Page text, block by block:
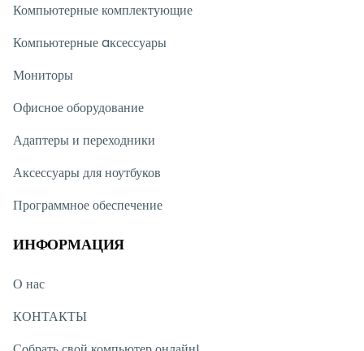
Компьютерные комплектующие
Компьютерные aксессуары
Мониторы
Офисное оборудование
Адаптеры и переходники
Аксессуары для ноутбуков
Программное обеспечение
ИНФОРМАЦИЯ
О нас
КОНТАКТЫ